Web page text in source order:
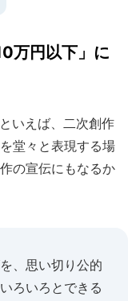
万円以下」に
いえば、二次創作
堂々と表現する場
の宣伝にもなるか
、思い切り公的
ろいろとできる